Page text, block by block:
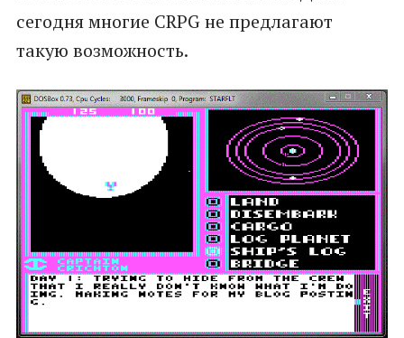
сегодня многие CRPG не предлагают
такую возможность.